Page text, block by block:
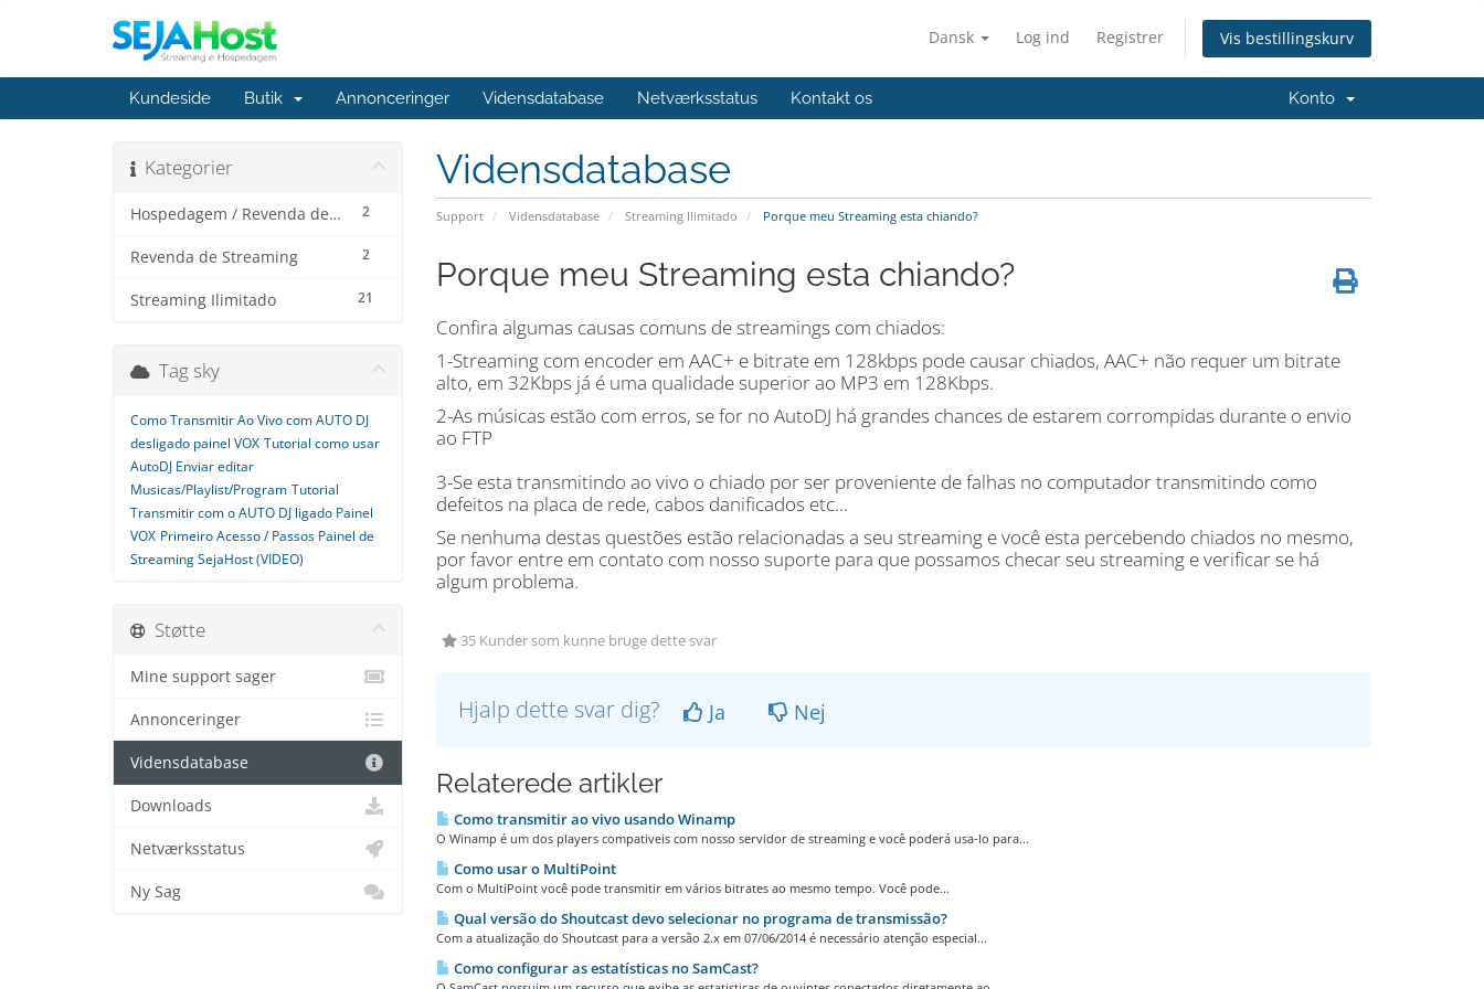
Dansk Log ind Registrer Vis bestillingskurv
Kundeside Butik Annonceringer Vidensdatabase Netværksstatus Kontakt os Konto
Vidensdatabase
Support Vidensdatabase Streaming Ilimitado Porque meu Streaming esta chiando?
Kategorier
2
Hospedagem / Revenda de Hospedagem
2
Revenda de Streaming
21
Streaming Ilimitado
Porque meu Streaming esta chiando?
Confira algumas causas comuns de streamings com chiados:
1-Streaming com encoder em AAC+ e bitrate em 128kbps pode causar chiados, AAC+ não requer um bitrate
alto, em 32Kbps já é uma qualidade superior ao MP3 em 128Kbps.
2-As músicas estão com erros, se for no AutoDJ há grandes chances de estarem corrompidas durante o envio
ao FTP
3-Se esta transmitindo ao vivo o chiado por ser proveniente de falhas no computador transmitindo como
defeitos na placa de rede, cabos danificados etc...
Se nenhuma destas questões estão relacionadas a seu streaming e você esta percebendo chiados no mesmo,
por favor entre em contato com nosso suporte para que possamos checar seu streaming e verificar se há
algum problema.
35 Kunder som kunne bruge dette svar
Hjalp dette svar dig? Ja Nej
Relaterede artikler
Como transmitir ao vivo usando Winamp
O Winamp é um dos players compativeis com nosso servidor de streaming e você poderá usa-lo para...
Como usar o MultiPoint
Com o MultiPoint você pode transmitir em vários bitrates ao mesmo tempo. Você pode...
Qual versão do Shoutcast devo selecionar no programa de transmissão?
Com a atualização do Shoutcast para a versão 2.x em 07/06/2014 é necessário atenção especial...
Como configurar as estatísticas no SamCast?
Tag sky
Como Transmitir Ao Vivo com AUTO DJ
desligado painel VOX Tutorial como usar
AutoDJ Enviar editar
Musicas/Playlist/Program Tutorial
Transmitir com o AUTO DJ ligado Painel
VOX Primeiro Acesso / Passos Painel de
Streaming SejaHost (VIDEO)
Støtte
Mine support sager
Annonceringer
Vidensdatabase
Downloads
Netværksstatus
Ny Sag